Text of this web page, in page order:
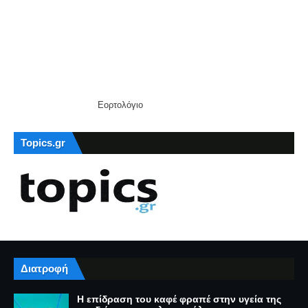
Εορτολόγιο
Topics.gr
Διατροφή
Η επίδραση του καφέ φραπέ στην υγεία της